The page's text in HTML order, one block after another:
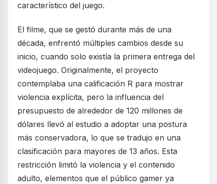
característico del juego.
El filme, que se gestó durante más de una
década, enfrentó múltiples cambios desde su
inicio, cuando solo existía la primera entrega del
videojuego. Originalmente, el proyecto
contemplaba una calificación R para mostrar
violencia explícita, pero la influencia del
presupuesto de alrededor de 120 millones de
dólares llevó al estudio a adoptar una postura
más conservadora, lo que se tradujo en una
clasificación para mayores de 13 años. Esta
restricción limitó la violencia y el contenido
adulto, elementos que el público gamer ya